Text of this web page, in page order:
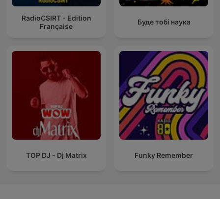
RadioCSIRT - Edition
Française
Буде тобі наука
TOP DJ - Dj Matrix Funky Remember